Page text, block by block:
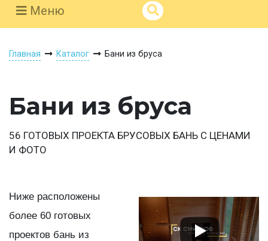
Меню
Главная Каталог Бани из бруса
Бани из бруса
56 ГОТОВЫХ ПРОЕКТА БРУСОВЫХ БАНЬ С ЦЕНАМИ
И ФОТО
Ниже расположены
более 60 готовых
проектов бань из